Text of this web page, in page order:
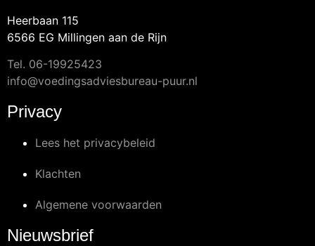
Heerbaan 115
6566 EG Millingen aan de Rijn
Tel. 06-19925423
info@voedingsadviesbureau-puur.nl
Privacy
Lees het privacybeleid
Klachten
Algemene voorwaarden
Nieuwsbrief